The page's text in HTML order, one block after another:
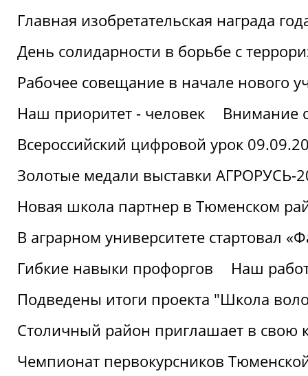
Главная изобретательская награда
День солидарности в борьбе с
Рабочее совещание в начале нового
Наш приоритет - человек
Внимание
Всероссийский цифровой урок
Золотые медали выставки АГРОРУСЬ-
Новая школа партнер в Тюменском
В аграрном университете стартовал
Гибкие навыки профоргов
Наш
Подведены итоги проекта "Школа
Столичный район приглашает в свою
Чемпионат первокурсников